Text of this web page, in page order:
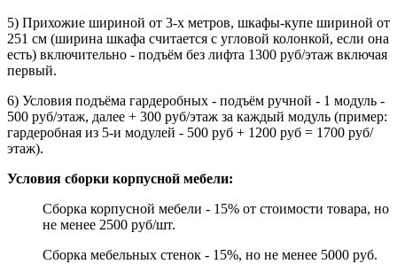
5) Прихожие шириной от 3-х метров, шкафы-купе шириной от
251 см (ширина шкафа считается с угловой колонкой, если она
есть) включительно - подъём без лифта 1300 руб/этаж включая
первый.
6) Условия подъёма гардеробных - подъём ручной - 1 модуль -
500 руб/этаж, далее + 300 руб/этаж за каждый модуль (пример:
гардеробная из 5-и модулей - 500 руб + 1200 руб = 1700 руб/
этаж).
Условия сборки корпусной мебели:
Сборка корпусной мебели - 15% от стоимости товара, но
не менее 2500 руб/шт.
Сборка мебельных стенок - 15%, но не менее 5000 руб.